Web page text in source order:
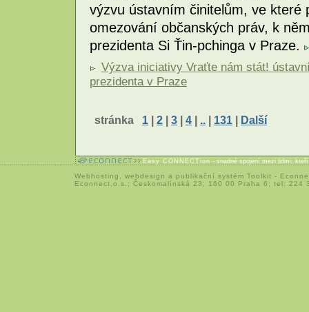
výzvu ústavním činitelům, ve
omezování občanských práv, k
prezidenta Si Ťin-pchinga v Praze.
Výzva iniciativy Vraťte nám stát!
prezidenta v Praze
stránka 1 | 2 | 3 | 4 | .. | 131 | Další
Easy CONNECTion - snadné spojení mezi lidmi,
Webhosting webdesign a publikační systém Toolkit -
Econnect,o.s.; Českomalínská 23; 160 00 Praha 6; tel: 224